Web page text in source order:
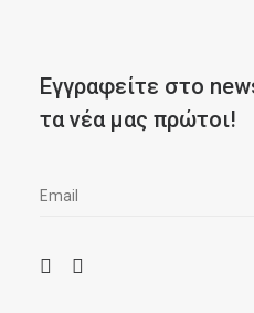
Εγγραφείτε στο
τα νέα μας πρώτοι!